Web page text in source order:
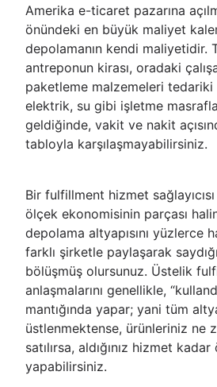
Amerika e-ticaret pazarına
önündeki en büyük maliyet
depolamanın kendi maliyetidir.
antreponun kirası, oradaki
paketleme malzemeleri
elektrik, su gibi işletme
geldiğinde, vakit ve nakit
tabloyla karşılaşmayabilirsiniz.
Bir fulfillment hizmet sağlayıcısı
ölçek ekonomisinin parçası
depolama altyapısını yüzlerce
farklı şirketle paylaşarak
bölüşmüş olursunuz. Üstelik
anlaşmalarını genellikle,
mantığında yapar; yani tüm
üstlenmektense, ürünleriniz ne
satılırsa, aldığınız hizmet
yapabilirsiniz.